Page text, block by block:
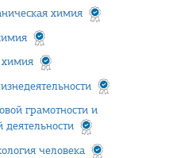
химия
грамотности и
человека